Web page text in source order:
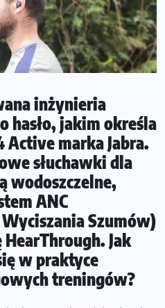
inżynieria
hasło, jakim określa
Active marka Jabra.
słuchawki dla
wodoszczelne,
ANC
Szumów)
Jak
w praktyce
treningów?